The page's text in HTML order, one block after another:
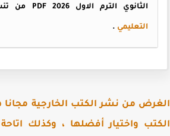
الثانوي الترم الاول 2026 PDF من
التعليمي.
من نشر الكتب الخارجية مجانا
واختيار أفضلها ، وكذلك اتاحة